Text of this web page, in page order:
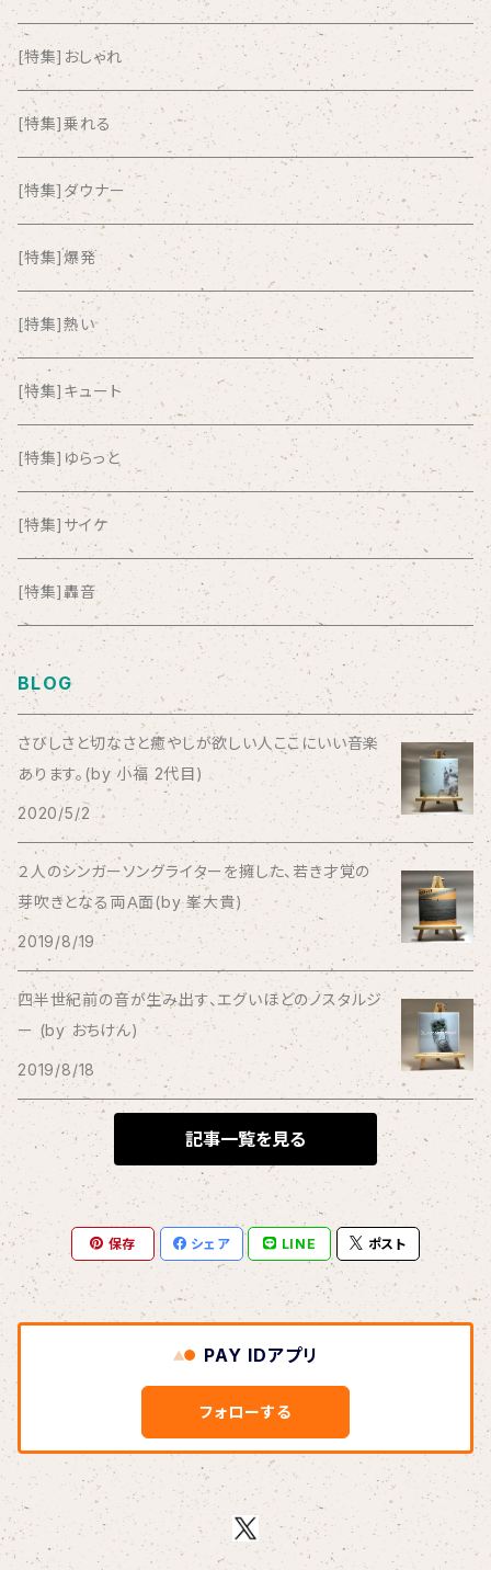
AKUTAGAWA FANCLUB
ALKASILKA
all about paradise
ALL ITEM 10 TIMES
Amia Calva
Amsterdamned
ANYO
And Summer Club
anticlockwise
Aysula
Bad Operation
Bagus!
BBBBBBB
The BEG
The Beths
THE BLACK SHANSONS
BLONDnewHALF
Blondy
BOAR HUNTER
bud&harbor
Bulbs Of Passion
B玉
Calme Adiction
[特集]おしゃれ
[特集]乗れる
[特集]ダウナー
[特集]爆発
[特集]熱い
[特集]キュート
[特集]ゆらっと
[特集]サイケ
[特集]轟音
BLOG
さびしさと切なさと癒やしが欲しい人ここにいい音楽
あります。(by 小福 2代目)
2020/5/2
２人のシンガーソングライターを擁した、若き才覚の
芽吹きとなる両Ａ面(by 峯大貴)
2019/8/19
四半世紀前の音が生み出す、エグいほどのノスタルジ
ー (by おちけん)
2019/8/18
記事一覧を見る
保存 シェア LINE ポスト
PAY IDアプリ
フォローする